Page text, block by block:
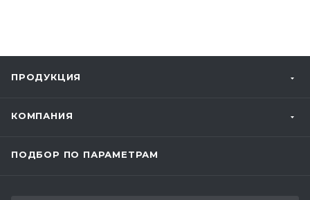
ПРОДУКЦИЯ
КОМПАНИЯ
ПОДБОР ПО ПАРАМЕТРАМ